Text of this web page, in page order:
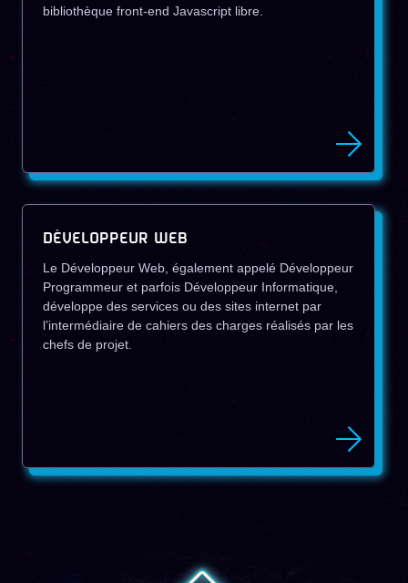
bibliothèque front-end Javascript libre.
DÉVELOPPEUR WEB
Le Développeur Web, également appelé Développeur
Programmeur et parfois Développeur Informatique,
développe des services ou des sites internet par
l’intermédiaire de cahiers des charges réalisés par les
chefs de projet.